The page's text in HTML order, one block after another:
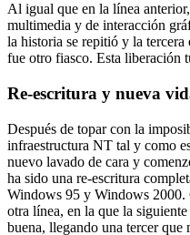
Al igual que en la línea
multimedia y de interacción
la historia se repitió y la
fue otro fiasco. Esta liberación
Re-escritura y nueva
Después de topar con la
infraestructura NT tal y como
nuevo lavado de cara y
ha sido una re-escritura
Windows 95 y Windows
otra línea, en la que la
buena, llegando una tercer